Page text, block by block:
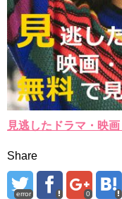
見逃したドラマ・映
Share
error 0